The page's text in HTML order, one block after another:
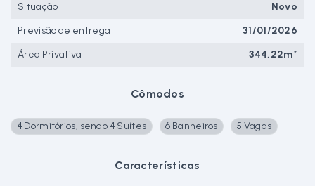
Cômodos
4 Dormitórios, sendo 4 Suítes 6 Banheiros 5 Vagas
Características
Situação
Novo
Previsão de entrega
31/01/2026
Área Privativa
344,22m²